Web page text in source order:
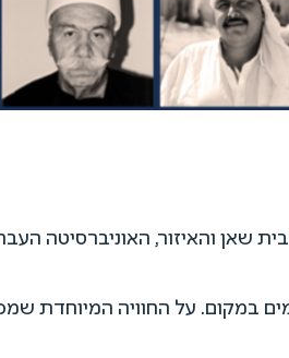
בית שאן והאיזור, האוניברסיטה
במקום. על החוויה המיוחדת